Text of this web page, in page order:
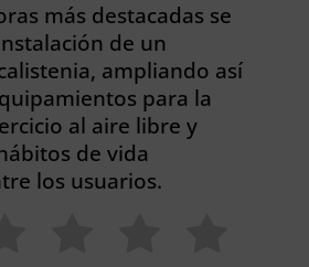
más destacadas se
de un
ampliando así
para la
al aire libre y
de vida
los usuarios.